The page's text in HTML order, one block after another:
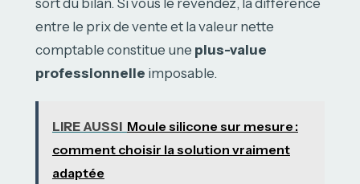
entre le prix de vente et la valeur nette
comptable constitue une plus-value
professionnelle imposable.
LIRE AUSSI Moule silicone sur mesure :
comment choisir la solution vraiment
adaptée